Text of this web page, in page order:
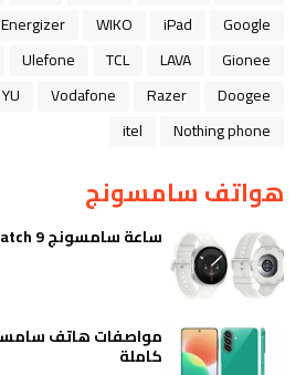
Google
iPad
WIKO
Energizer
Gionee
LAVA
TCL
Ulefone
Doogee
Razer
Vodafone
YU
Nothing phone
itel
هواتف سامسونج
ساعة سامسونج Galaxy Watch 9 الذكية
كاملة